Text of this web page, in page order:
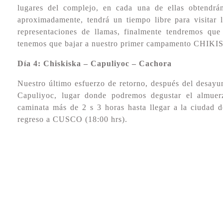
lugares del complejo, en cada una de ellas
aproximadamente, tendrá un tiempo libre para
representaciones de llamas, finalmente tendremos
tenemos que bajar a nuestro primer campamento
Día 4: Chiskiska – Capuliyoc – Cachora
Nuestro último esfuerzo de retorno, después del
Capuliyoc, lugar donde podremos degustar el
caminata más de 2 s 3 horas hasta llegar a la ciudad
regreso a CUSCO (18:00 hrs).